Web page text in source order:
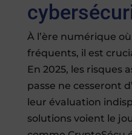
À l’ère numérique
fréquents, il est
En 2025, les risques
passe ne cesseront
leur évaluation
solutions voient le